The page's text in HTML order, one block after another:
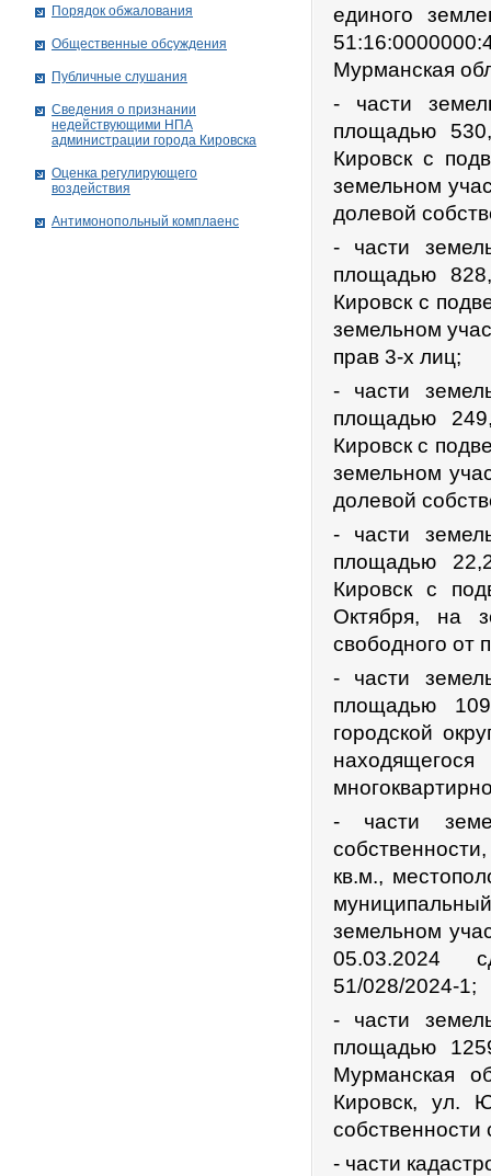
единого
Мурманская
- части
площадью
Кировск с
земельном
долевой
- части
площадью
Кировск с
земельном
прав 3-х лиц;
- части
площадью
Кировск с
земельном
долевой
- части
площадью
Кировск с
Октября, на
свободного от
- части
площадью
городской
- части
кв.м.,
земельном
05.03.2024
51/028/2024-1;
- части
площадью
Мурманская
Кировск, ул.
собственности
- части
Порядок обжалования
Общественные обсуждения
Публичные слушания
Сведения о признании
недействующими НПА
администрации города Кировскa
Оценка регулирующего
воздействия
Антимонопольный комплаенс